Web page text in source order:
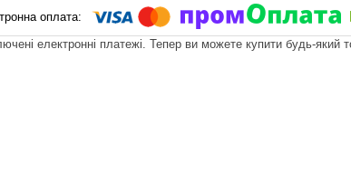
електронні платежі. Тепер ви можете купити будь-який